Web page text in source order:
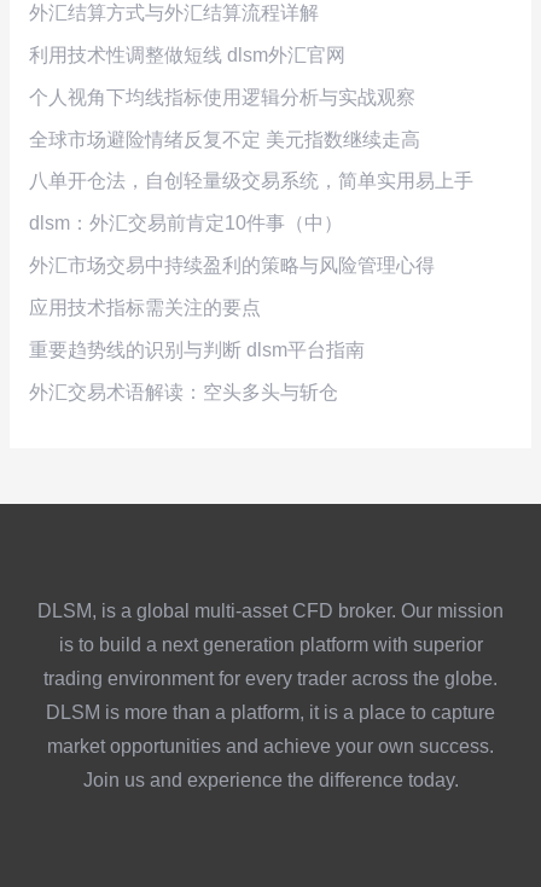
外汇结算方式与外汇结算流程详解
利用技术性调整做短线 dlsm外汇官网
个人视角下均线指标使用逻辑分析与实战观察
全球市场避险情绪反复不定 美元指数继续走高
八单开仓法，自创轻量级交易系统，简单实用易上手
dlsm：外汇交易前肯定10件事（中）
外汇市场交易中持续盈利的策略与风险管理心得
应用技术指标需关注的要点
重要趋势线的识别与判断 dlsm平台指南
外汇交易术语解读：空头多头与斩仓
DLSM, is a global multi-asset CFD broker. Our mission
is to build a next generation platform with superior
trading environment for every trader across the globe.
DLSM is more than a platform, it is a place to capture
market opportunities and achieve your own success.
Join us and experience the difference today.